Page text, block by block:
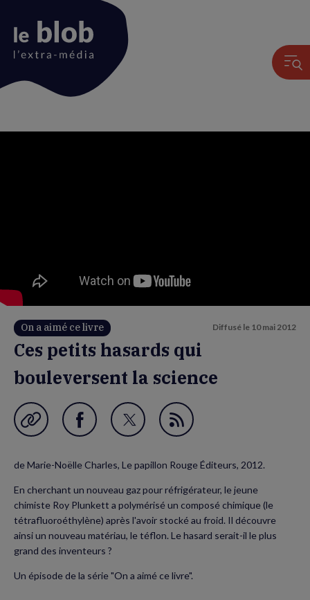
On a aimé ce livre Diffusé le 10 mai 2012
Ces petits hasards qui
bouleversent la science
Garder en favori
Partager
Facebook
(nouvelle
fenêtre)
Partager
Twitter
(nouvelle
fenêtre)
Flux
de Marie-Noëlle Charles, Le papillon Rouge Éditeurs, 2012.
En cherchant un nouveau gaz pour réfrigérateur, le jeune
chimiste Roy Plunkett a polymérisé un composé chimique (le
tétrafluoroéthylène) après l'avoir stocké au froid. Il découvre
ainsi un nouveau matériau, le téflon. Le hasard serait-il le plus
grand des inventeurs ?
Un épisode de la série "On a aimé ce livre".